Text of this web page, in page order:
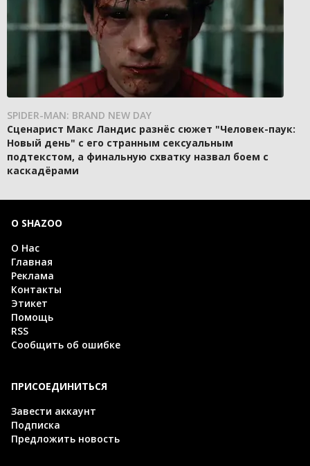
SPIDER-MAN: BRAND NEW DAY
Сценарист Макс Ландис разнёс сюжет "Человек-паук:
Новый день" с его странным сексуальным
подтекстом, а финальную схватку назвал боем с
каскадёрами
О SHAZOO
О Нас
Главная
Реклама
Контакты
Этикет
Помощь
RSS
Сообщить об ошибке
ПРИСОЕДИНИТЬСЯ
Завести аккаунт
Подписка
Предложить новость